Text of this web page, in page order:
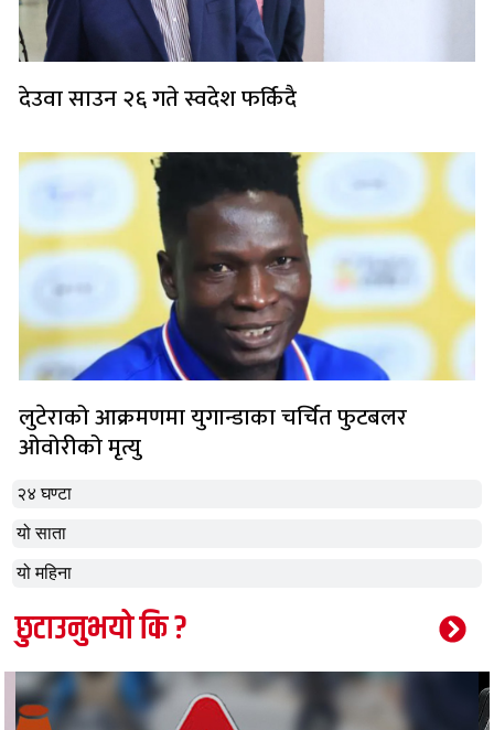
२४ घण्टा
यो साता
यो महिना
देउवा साउन २६ गते स्वदेश फर्किदै
लुटेराको आक्रमणमा युगान्डाका चर्चित फुटबलर
ओवोरीको मृत्यु
छुटाउनुभयो कि ?